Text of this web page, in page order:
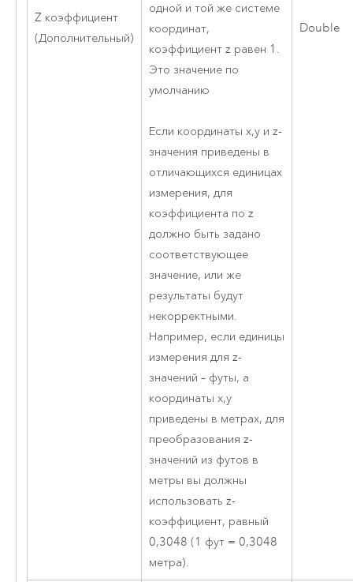
Z коэффициент
(Дополнительный)
одной и той же системе
координат,
коэффициент z равен 1.
Это значение по
умолчанию
Если координаты x,y и z-
значения приведены в
отличающихся единицах
измерения, для
коэффициента по z
должно быть задано
соответствующее
значение, или же
результаты будут
некорректными.
Например, если единицы
измерения для z-
значений – футы, а
координаты x,y
приведены в метрах, для
преобразования z-
значений из футов в
метры вы должны
использовать z-
коэффициент, равный
0,3048 (1 фут = 0,3048
метра).
Double